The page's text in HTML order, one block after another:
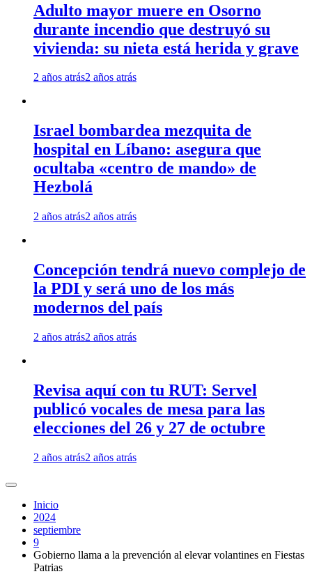
Adulto mayor muere en Osorno
durante incendio que destruyó su
vivienda: su nieta está herida y grave
2 años atrás2 años atrás
Israel bombardea mezquita de
hospital en Líbano: asegura que
ocultaba «centro de mando» de
Hezbolá
2 años atrás2 años atrás
Concepción tendrá nuevo complejo de
la PDI y será uno de los más
modernos del país
2 años atrás2 años atrás
Revisa aquí con tu RUT: Servel
publicó vocales de mesa para las
elecciones del 26 y 27 de octubre
2 años atrás2 años atrás
Inicio
2024
septiembre
9
Gobierno llama a la prevención al elevar volantines en Fiestas
Patrias